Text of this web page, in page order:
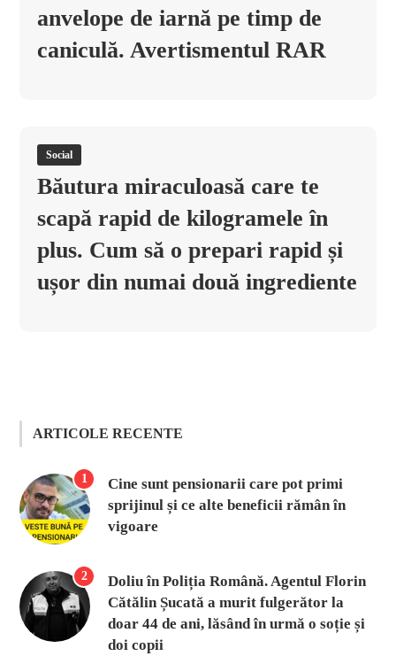
anvelope de iarnă pe timp de
caniculă. Avertismentul RAR
Social
Băutura miraculoasă care te
scapă rapid de kilogramele în
plus. Cum să o prepari rapid și
ușor din numai două ingrediente
ARTICOLE RECENTE
1
Cine sunt pensionarii care pot primi
sprijinul și ce alte beneficii rămân în
vigoare
2
Doliu în Poliția Română. Agentul Florin
Cătălin Șucată a murit fulgerător la
doar 44 de ani, lăsând în urmă o soție și
doi copii